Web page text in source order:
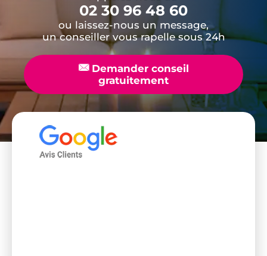
02 30 96 48 60
ou laissez-nous un message,
un conseiller vous rapelle sous 24h
📧Demander conseil
gratuitement